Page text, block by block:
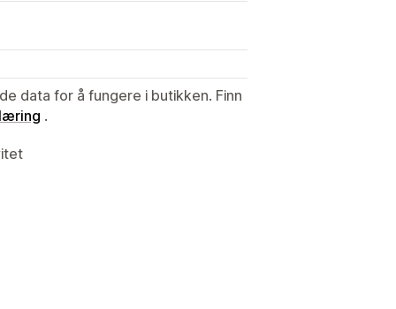
data for å fungere i butikken. Finn
.